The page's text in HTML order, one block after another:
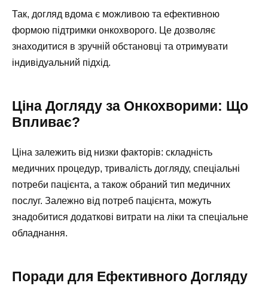
Так, догляд вдома є можливою та ефективною
формою підтримки онкохворого. Це дозволяє
знаходитися в зручній обстановці та отримувати
індивідуальний підхід.
Ціна Догляду за Онкохворими: Що
Впливає?
Ціна залежить від низки факторів: складність
медичних процедур, тривалість догляду, спеціальні
потреби пацієнта, а також обраний тип медичних
послуг. Залежно від потреб пацієнта, можуть
знадобитися додаткові витрати на ліки та спеціальне
обладнання.
Поради для Ефективного Догляду